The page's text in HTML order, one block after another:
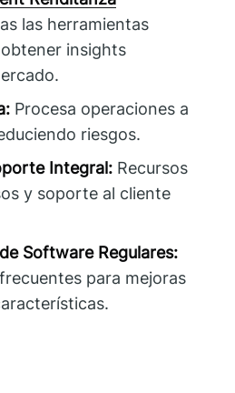
las herramientas
insights
Procesa operaciones a
riesgos.
Integral: Recursos
y soporte al cliente
Software Regulares:
para mejoras